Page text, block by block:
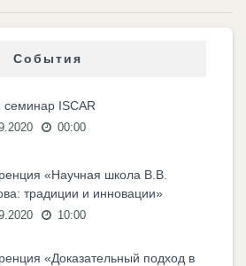
События
семинар ISCAR
00:00
«Научная школа В.В.
традиции и инновации»
10:00
«Доказательный подход в